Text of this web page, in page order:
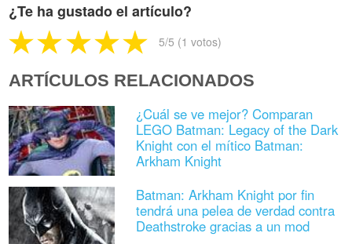
¿Te ha gustado el artículo?
5/5 (1 votos)
ARTÍCULOS RELACIONADOS
¿Cuál se ve mejor? Comparan
LEGO Batman: Legacy of the Dark
Knight con el mítico Batman:
Arkham Knight
Batman: Arkham Knight por fin
tendrá una pelea de verdad contra
Deathstroke gracias a un mod